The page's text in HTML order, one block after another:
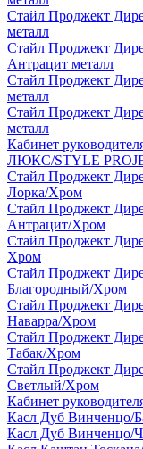
Стайл Проджект
металл
Стайл Проджект
Антрацит металл
Стайл Проджект
металл
Стайл Проджект
металл
Кабинет
ЛЮКС/STYLE
Стайл Проджект
Лорка/Хром
Стайл Проджект
Антрацит/Хром
Стайл Проджект
Хром
Стайл Проджект
Благородный/Хром
Стайл Проджект
Наварра/Хром
Стайл Проджект
Табак/Хром
Стайл Проджект
Светлый/Хром
Кабинет
Касл Дуб Винченцо/
Касл Дуб Винченцо/